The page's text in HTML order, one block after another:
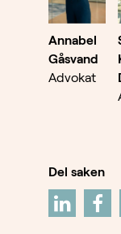
Annabel
Gåsvand
Advokat
Del saken